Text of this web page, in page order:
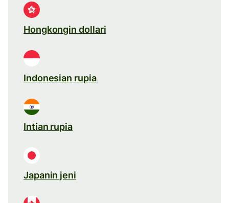
Hongkongin dollari
Indonesian rupia
Intian rupia
Japanin jeni